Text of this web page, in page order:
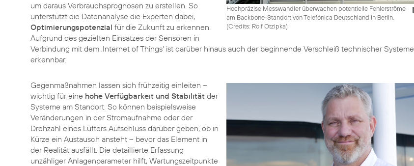
Hochpräzise Messwandler überwachen potentielle Fehlerströme
am Backbone-Standort von Telefónica Deutschland in Berlin.
(Credits: Rolf Otzipka)
um daraus Verbrauchsprognosen zu erstellen. So
unterstützt die Datenanalyse die Experten dabei,
Optimierungspotenzial für die Zukunft zu erkennen.
Aufgrund des gezielten Einsatzes der Sensoren in
Verbindung mit dem ‚Internet of Things‘ ist darüber hinaus auch der beginnende Verschleiß technischer Systeme
erkennbar.
Gegenmaßnahmen lassen sich frühzeitig einleiten –
wichtig für eine hohe Verfügbarkeit und Stabilität der
Systeme am Standort. So können beispielsweise
Veränderungen in der Stromaufnahme oder der
Drehzahl eines Lüfters Aufschluss darüber geben, ob in
Kürze ein Austausch ansteht – bevor das Element in
der Realität ausfällt. Die detaillierte Erfassung
unzähliger Anlagenparameter hilft, Wartungszeitpunkte